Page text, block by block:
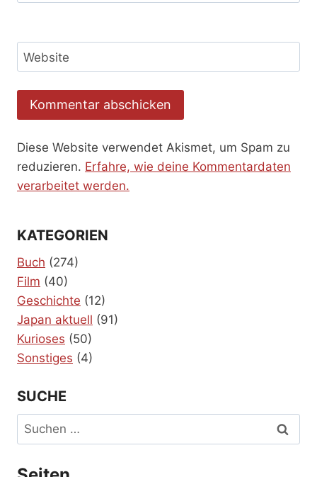
Website
Diese Website verwendet Akismet, um Spam zu
reduzieren. Erfahre, wie deine Kommentardaten
verarbeitet werden.
KATEGORIEN
Buch (274)
Film (40)
Geschichte (12)
Japan aktuell (91)
Kurioses (50)
Sonstiges (4)
SUCHE
Suchen
nach: